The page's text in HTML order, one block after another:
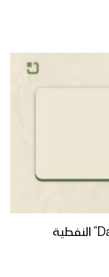
القوات المسلحة تستهدف سفينة “Daisy” النفطية